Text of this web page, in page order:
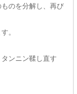
のを分解し、再び
。
ンニン鞣し直す